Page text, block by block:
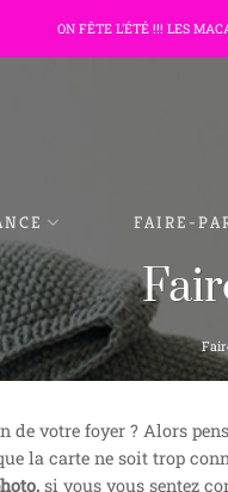
ON FÊTE L'ÉTÉ !!! LES
FAIRE-
de votre foyer ? Alors
la carte ne soit trop
si vous vous sentez